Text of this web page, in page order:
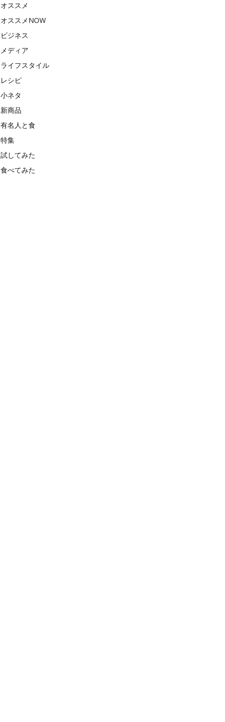
オススメ
オススメNOW
ビジネス
メディア
ライフスタイル
レシピ
小ネタ
新商品
有名人と食
特集
試してみた
食べてみた